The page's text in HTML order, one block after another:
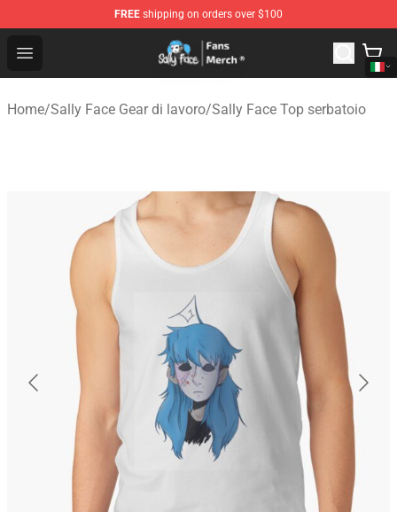
FREE shipping on orders over $100
Open menu
Sally Face Store - Official Sally Face Merchandise Shop
Home/Sally Face Gear di lavoro/Sally Face Top serbatoio